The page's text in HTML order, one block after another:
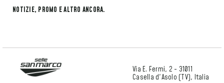
NOTIZIE, PROMO E ALTRO ANCORA.
Via E. Fermi, 2 - 31011
Casella d'Asolo (TV), Italia